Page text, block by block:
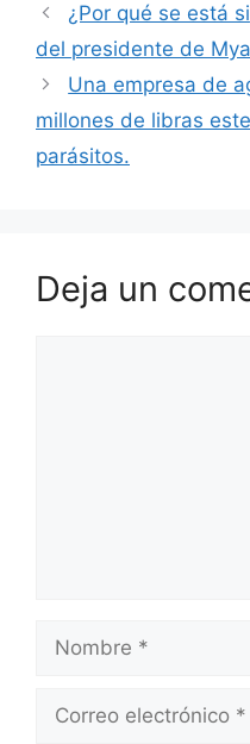
¿Por qué se está
del presidente de
Una empresa de
millones de libras
parásitos.
Deja un
electrónico